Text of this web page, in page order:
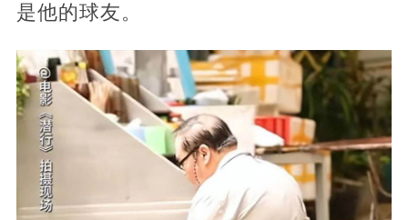
是他的球友。